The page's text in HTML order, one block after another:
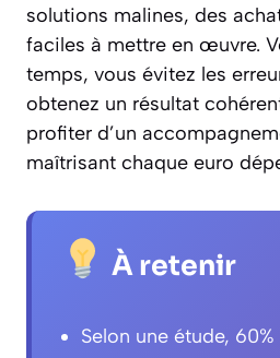
solutions malines, des
faciles à mettre en œuvre.
temps, vous évitez les
obtenez un résultat
profiter d’un
maîtrisant chaque euro
À retenir
Selon une étude,